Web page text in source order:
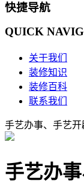
快捷导航
QUICK
关于我们
装修知识
装修百科
联系我们
手艺办事、手艺
手艺办